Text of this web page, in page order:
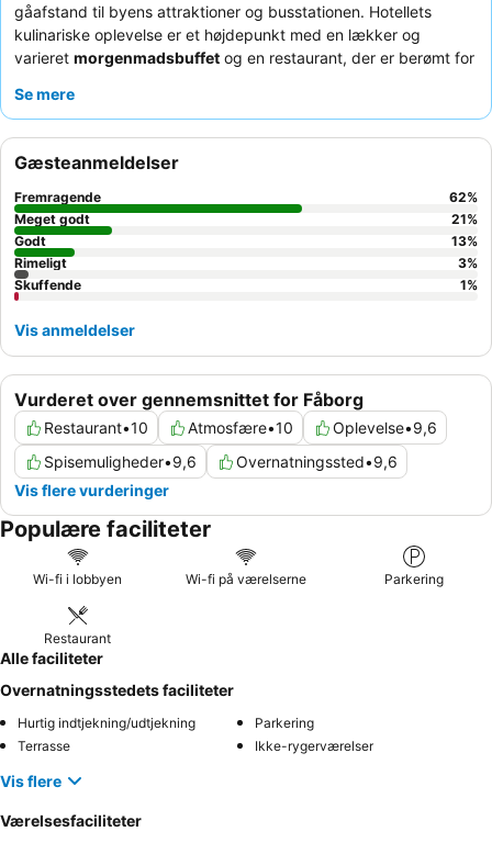
gåafstand til byens attraktioner og busstationen. Hotellets
kulinariske oplevelse er et højdepunkt med en lækker og
varieret morgenmadsbuffet og en restaurant, der er berømt for
personalet
Se mere
Vurderet over gennemsnittet for Fåborg
Restaurant•10 Atmosfære•10 Oplevelse•9,6
Spisemuligheder•9,6 Overnatningssted•9,6
Vis flere vurderinger
Gæsteanmeldelser
Fremragende 62%
Meget godt
21%
Godt
13%
Rimeligt
3%
Skuffende
1%
Vis anmeldelser
Populære faciliteter
Wi-fi i lobbyen Wi-fi på værelserne Parkering
Restaurant
Alle faciliteter
Overnatningsstedets faciliteter
Hurtig indtjekning/udtjekning
Parkering
Terrasse
Ikke-rygerværelser
Vis flere
Værelsesfaciliteter